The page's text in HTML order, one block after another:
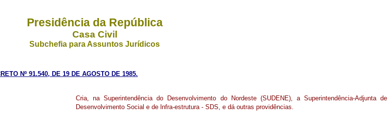
Presidência da República
Casa Civil
Subchefia para Assuntos Jurídicos
Nº 91.540, DE 19 DE AGOSTO DE 1985.
Cria, na Superintendência do Desenvolvimento do Nordeste (SUDENE), a Superintendência-Adjunta de
Desenvolvimento Social e de lnfra-estrutura - SDS, e dá outras providências.